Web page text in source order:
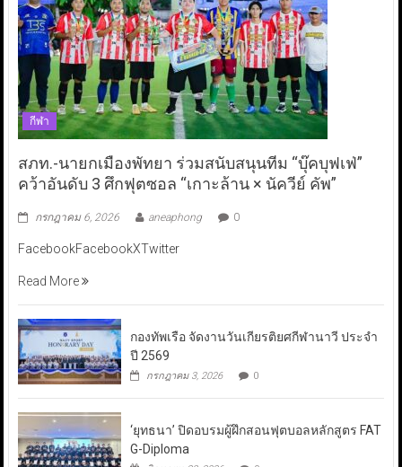
กีฬา
สภท.-นายกเมืองพัทยา ร่วมสนับสนุนทีม “บุ๊คบุฟเฟ่”
คว้าอันดับ 3 ศึกฟุตซอล “เกาะล้าน × นัควีย์ คัพ”
กรกฎาคม 6, 2026 aneaphong 0
FacebookFacebookXTwitter
Read More
กองทัพเรือ จัดงานวันเกียรติยศกีฬานาวี ประจำ
ปี 2569
กรกฎาคม 3, 2026 0
‘ยุทธนา’ ปิดอบรมผู้ฝึกสอนฟุตบอลหลักสูตร FAT
G-Diploma